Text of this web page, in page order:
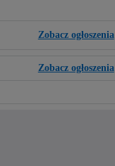
Zobacz ogłoszenia
Zobacz ogłoszenia